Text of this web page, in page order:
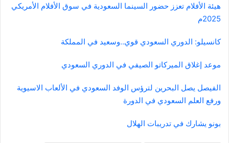
هيئة الأفلام تعزز حضور السينما السعودية في سوق الأفلام الأمريكي
2025م
كانسيلو: الدوري السعودي قوي..وسعيد في المملكة
موعد إغلاق الميركاتو الصيفي في الدوري السعودي
الفيصل يصل البحرين لترؤس الوفد السعودي في الألعاب الاسيوية
ورفع العلم السعودي في الدورة
بونو يشارك في تدريبات الهلال